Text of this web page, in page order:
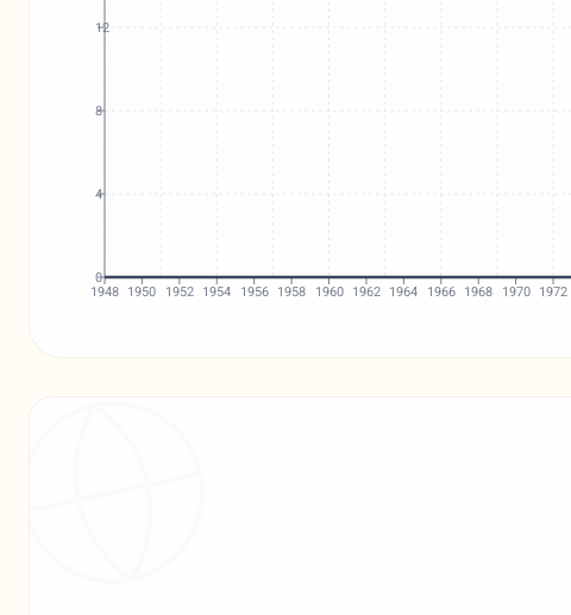
1948 1950 1952 1954 1956 1958 1960 1962 1964 1966 1968 1970 1972
0
4
8
12